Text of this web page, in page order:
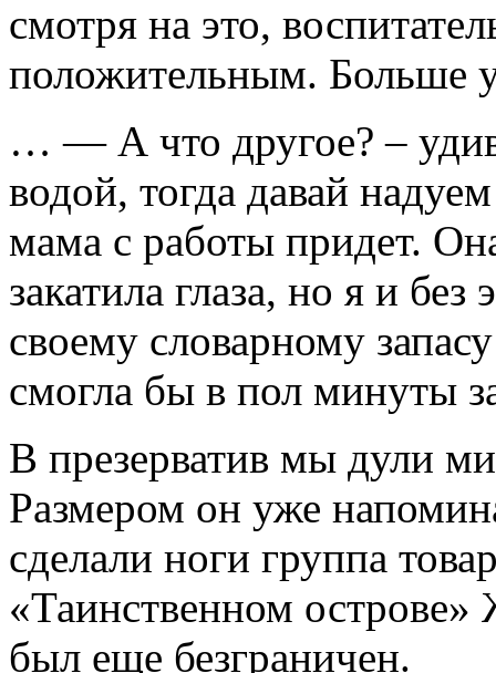
смотря на это,
положительным. Больше
… — А что другое? –
водой, тогда давай
мама с работы придет.
закатила глаза, но я и
своему словарному
смогла бы в пол минуты
В презерватив мы дули
Размером он уже
сделали ноги группа
«Таинственном
был еще безграничен.